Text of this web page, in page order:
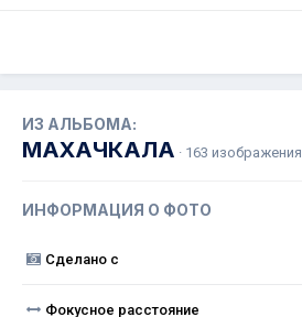
ИЗ АЛЬБОМА:
МАХАЧКАЛА · 163 изображения
ИНФОРМАЦИЯ О ФОТО
Сделано с
Фокусное расстояние